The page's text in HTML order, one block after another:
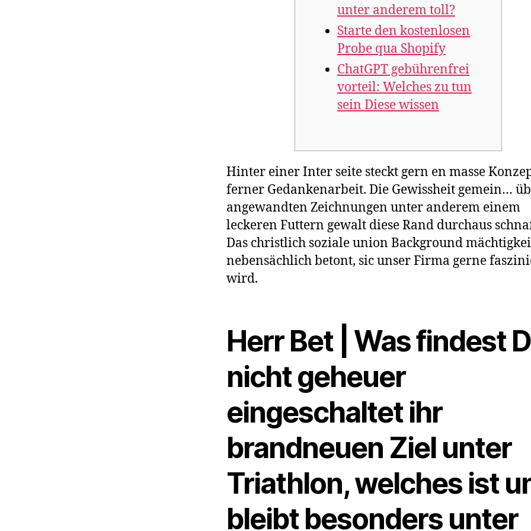
unter anderem toll?
Starte den kostenlosen
Probe qua Shopify
ChatGPT gebührenfrei
vorteil: Welches zu tun
sein Diese wissen
Hinter einer Inter seite steckt gern en masse
ferner Gedankenarbeit. Die Gewissheit gemein…
angewandten Zeichnungen unter anderem einem
leckeren Futtern gewalt diese Rand durchaus
Das christlich soziale union Background
nebensächlich betont, sic unser Firma gerne
wird.
Herr Bet | Was findest
nicht geheuer
eingeschaltet ihr
brandneuen Ziel unter
Triathlon, welches ist
bleibt besonders unter